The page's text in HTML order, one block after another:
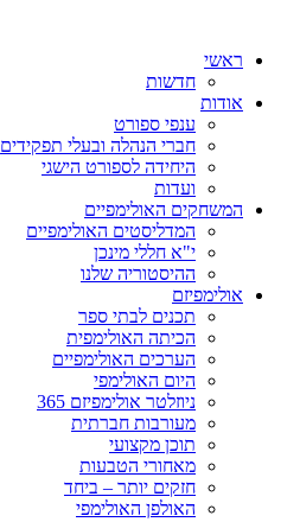
ראשי
חדשות
אודות
ענפי ספורט
חברי הנהלה ובעלי תפקידים
היחידה לספורט הישגי
ועדות
המשחקים האולימפיים
המדליסטים האולימפיים
י"א חללי מינכן
ההיסטוריה שלנו
אולימפיזם
תכנים לבתי ספר
הכיתה האולימפית
הערכים האולימפיים
היום האולימפי
ניוזלטר אולימפיזם 365
מעורבות חברתית
תוכן מקצועי
מאחורי הטבעות
חזקים יותר – ביחד
האולפן האולימפי